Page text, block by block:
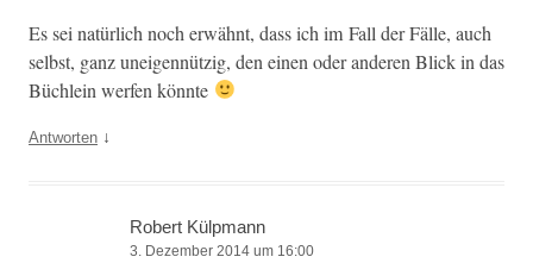
Es sei natür­lich noch erwäh­nt, dass ich im Fall der Fälle, auch
selb­st, ganz uneigen­nützig, den einen oder anderen Blick in das
Büch­lein wer­fen könnte
Antworten ↓
Robert Külpmann
3. Dezember 2014 um 16:00